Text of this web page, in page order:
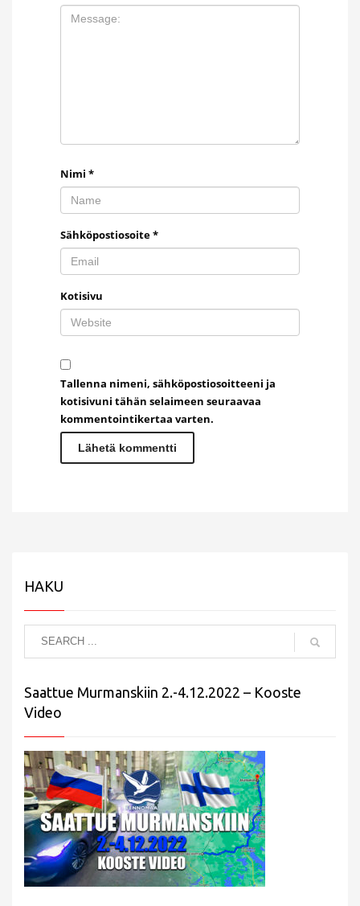
Nimi *
Sähköpostiosoite*
Kotisivu
Tallenna nimeni, sähköpostiosoitteeni ja
kotisivuni tähän selaimeen seuraavaa
kommentointikertaa varten.
HAKU
Saattue Murmanskiin 2.-4.12.2022 – Kooste
Video